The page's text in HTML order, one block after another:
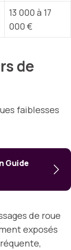
13 000 à 17
000 €
de
faiblesses
Guide
de roue
exposés